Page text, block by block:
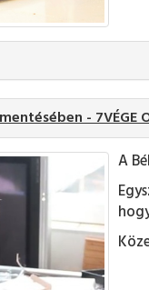
- 7VÉGE
A